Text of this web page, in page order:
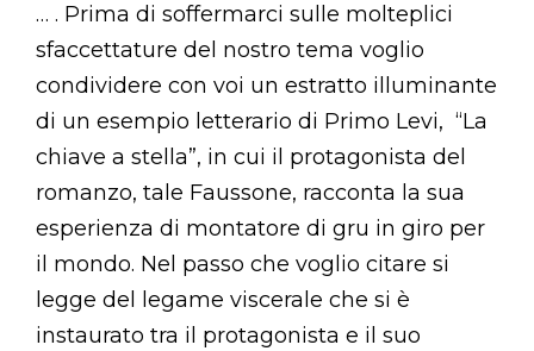
… . Prima di soffermarci sulle molteplici
sfaccettature del nostro tema voglio
condividere con voi un estratto illuminante
di un esempio letterario di Primo Levi, “La
chiave a stella”, in cui il protagonista del
romanzo, tale Faussone, racconta la sua
esperienza di montatore di gru in giro per
il mondo. Nel passo che voglio citare si
legge del legame viscerale che si è
instaurato tra il protagonista e il suo